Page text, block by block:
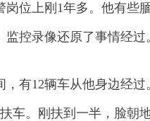
上刚1年多。他有些腼
录像还原了事情经过
12辆车从他身边经过
。刚扶到一半，脸朝地